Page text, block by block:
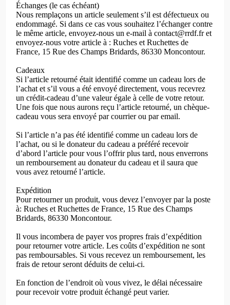
Échanges (le cas échéant)
Nous remplaçons un article seulement s’il est défectueux ou
endommagé. Si dans ce cas vous souhaitez l’échanger contre
le même article, envoyez-nous un e-mail à contact@rrdf.fr et
envoyez-nous votre article à : Ruches et Ruchettes de
France, 15 Rue des Champs Bridards, 86330 Moncontour.
Cadeaux
Si l’article retourné était identifié comme un cadeau lors de
l’achat et s’il vous a été envoyé directement, vous recevrez
un crédit-cadeau d’une valeur égale à celle de votre retour.
Une fois que nous aurons reçu l’article retourné, un chèque-
cadeau vous sera envoyé par courrier ou par email.
Si l’article n’a pas été identifié comme un cadeau lors de
l’achat, ou si le donateur du cadeau a préféré recevoir
d’abord l’article pour vous l’offrir plus tard, nous enverrons
un remboursement au donateur du cadeau et il saura que
vous avez retourné l’article.
Expédition
Pour retourner un produit, vous devez l’envoyer par la poste
à: Ruches et Ruchettes de France, 15 Rue des Champs
Bridards, 86330 Moncontour.
Il vous incombera de payer vos propres frais d’expédition
pour retourner votre article. Les coûts d’expédition ne sont
pas remboursables. Si vous recevez un remboursement, les
frais de retour seront déduits de celui-ci.
En fonction de l’endroit où vous vivez, le délai nécessaire
pour recevoir votre produit échangé peut varier.